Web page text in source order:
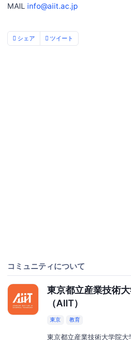
MAIL info@aiit.ac.jp
シェア ツイート
コミュニティについて
東京都立産業技術
（AIIT）
東京 教育
東京都立産業技術大学院